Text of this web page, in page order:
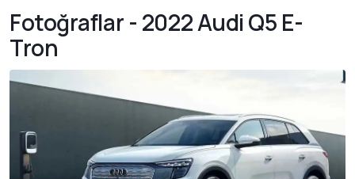
Fotoğraflar - 2022 Audi Q5 E-
Tron